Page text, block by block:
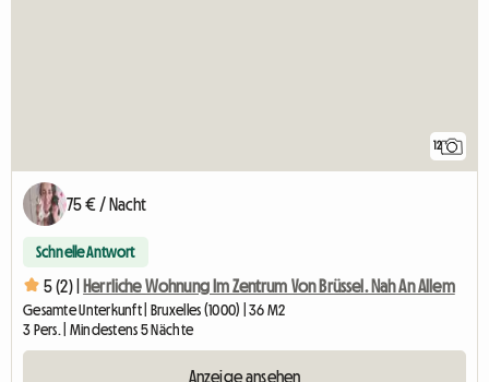
12
75 € / Nacht
Schnelle Antwort
5 (2) | Herrliche Wohnung Im Zentrum Von Brüssel. Nah An Allem
Gesamte Unterkunft | Bruxelles (1000) | 36 M2
3 Pers. | Mindestens 5 Nächte
Anzeige ansehen